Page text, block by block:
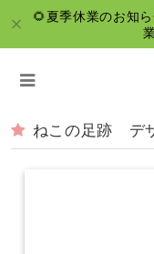
🌻夏季休業のお知
ねこの足跡 デ